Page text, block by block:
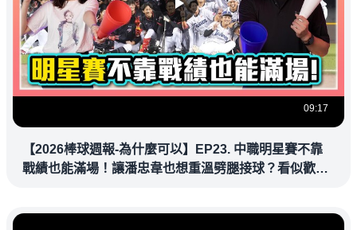
09:17
【2026棒球週報-為什麼可以】EP23. 中職明星賽不靠
戰績也能滿場！讓潘忠韋也想重溫劈腿接球？看似歡樂